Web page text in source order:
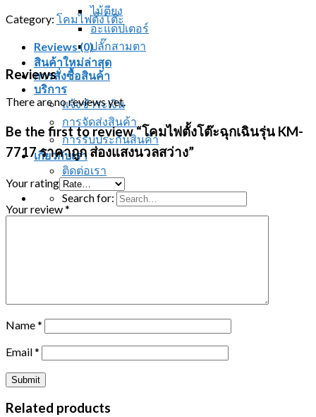
ไม้ตียุง
อะแดปเตอร์
ปลั๊กสามตา
สินค้าใหม่ล่าสุด
การสั่งซื้อสินค้า
บริการ
แจ้งชำระเงิน
การจัดส่งสินค้า
การรับประกันสินค้า
เกี่ยวกับเรา
ติดต่อเรา
Search for:
Category: โคมไฟตั้งโต๊ะ
Reviews (0)
Reviews
There are no reviews yet.
Be the first to review “โคมไฟตั้งโต๊ะฉุกเฉินรุ่น KM-
7717 ราคาถูก ส่องแสงนวลสว่าง”
Your rating
Your review*
Name*
Email*
Related products